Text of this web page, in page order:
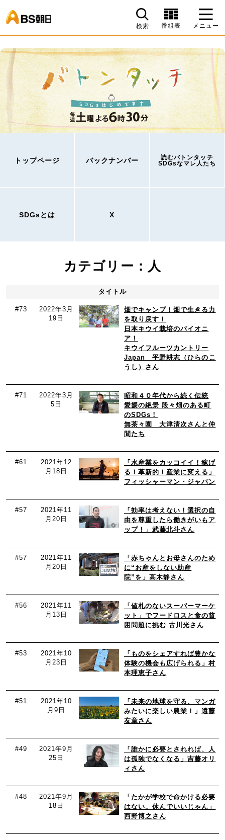
検索 番組表 メニュー
トップページ バックナンバー
読むバトンタッチ
SDGsなマレ人たち
SDGsとは X
カテゴリー：人
タイトル
#73
2022年3月
19日
畑でキャンプ！畑で生きる力
を取り戻す！
日本キウイ栽培のパイオニ
ア！
キウイフルーツカントリー
Japan 平野耕志（ひらのこ
うし）さん
#71
2022年3月
5日
昭和４０年代から続く伝統
愛媛の絶景 段々畑のある町
のSDGs！
無茶々園 大津清次さんと仲
間たち
#61
2021年12
月18日
「水産業をカッコイイ！稼げ
る！革新的！産業に変える」
フィッシャーマン・ジャパン
#57
2021年11
月20日
「効率は考えない！選択の自
由を尊重したら働きがいもア
ップ！」武藤北斗さん
#57
2021年11
月20日
「赤ちゃんとお母さんのため
に“お産をしない助産
院”を」高木静さん
#56
2021年11
月13日
「値札のないスーパーマーケ
ット」でフードロスと食の貧
困問題に挑む 古川光さん
#53
2021年10
月23日
「ものをシェアすれば豊かな
体験の機会も広げられる」村
本理恵子さん
#51
2021年10
月9日
「未来の地球を守る、マンガ
みたいに楽しい農業！」遠藤
友章さん
#49
2021年9月
25日
「誰かに必要とされれば、人
は孤独でなくなる」吉藤オリ
ィさん
#48
2021年9月
18日
「たかが学校で命かける必要
はない。休んでいいじゃん」
西野博之さん